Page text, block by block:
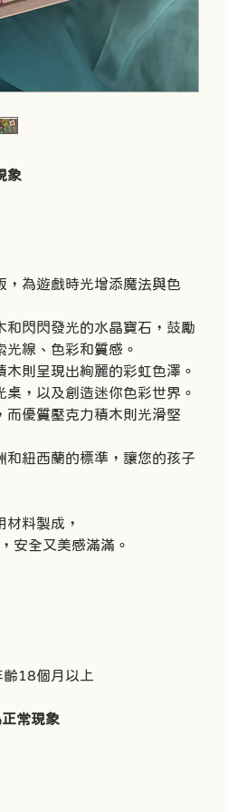
象
，為遊戲時光增添魔法與色
和閃閃發光的水晶寶石，鼓勵
線、色彩和質感。
則呈現出絢麗的彩虹色澤。
，以及創造迷你色彩世界。
而優質壓克力積木則光滑堅
和紐西蘭的標準，讓您的孩子
料製成，
安全又美感滿滿。
18個月以上
常現象